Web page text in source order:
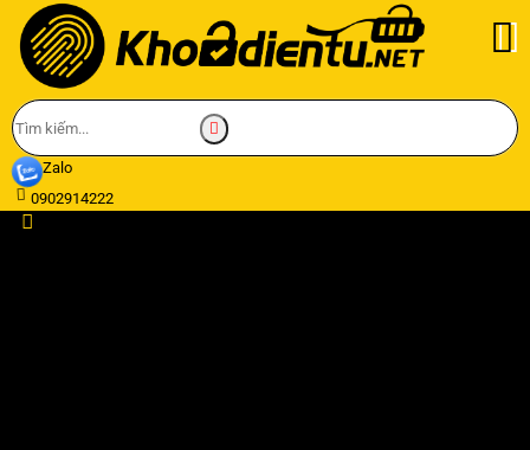
Zalo
0902914222